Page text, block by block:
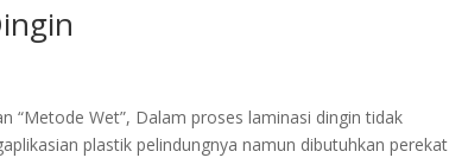
“Metode Wet”, Dalam proses laminasi dingin tidak
plastik pelindungnya namun dibutuhkan perekat